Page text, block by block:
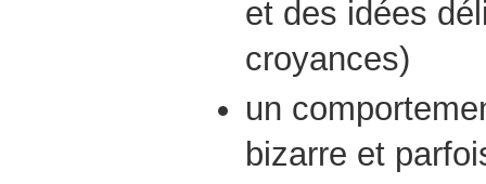
et des idées
croyances)
un
bizarre et